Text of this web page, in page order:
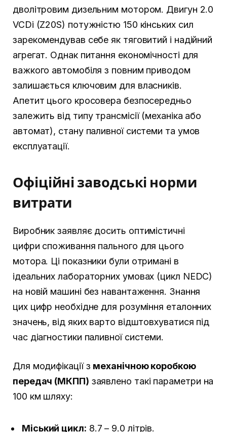
дволітровим дизельним мотором. Двигун 2.0
VCDi (Z20S) потужністю 150 кінських сил
зарекомендував себе як тяговитий і надійний
агрегат. Однак питання економічності для
важкого автомобіля з повним приводом
залишається ключовим для власників.
Апетит цього кросовера безпосередньо
залежить від типу трансмісії (механіка або
автомат), стану паливної системи та умов
експлуатації.
Офіційні заводські норми
витрати
Виробник заявляє досить оптимістичні
цифри споживання пального для цього
мотора. Ці показники були отримані в
ідеальних лабораторних умовах (цикл NEDC)
на новій машині без навантаження. Знання
цих цифр необхідне для розуміння еталонних
значень, від яких варто відштовхуватися під
час діагностики паливної системи.
Для модифікації з механічною коробкою
передач (МКПП) заявлено такі параметри на
100 км шляху:
Міський цикл: 8.7 – 9.0 літрів.